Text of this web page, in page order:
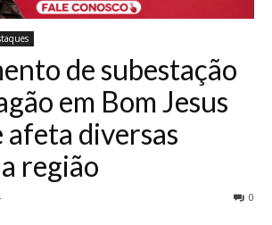
de subestação
em Bom Jesus
afeta diversas
região
0